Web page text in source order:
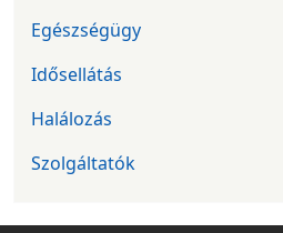
Egészségügy
Idősellátás
Halálozás
Szolgáltatók